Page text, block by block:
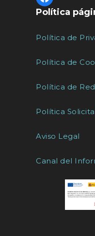
Política
Política de
Política de
Política de
Política
Aviso Legal
Canal del